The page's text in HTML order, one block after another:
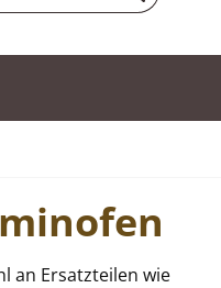
an Ersatzteilen wie